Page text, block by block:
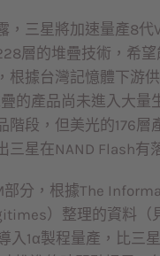
，三星將加速量產8代
層的堆疊技術，希
根據台灣記憶體下游
的產品尚未進入大量
階段，但美光的176層
三星在NAND Flash有
部分，根據The
）整理的資料（
入1α製程量產，比三